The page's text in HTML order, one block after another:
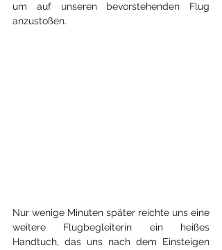
um auf unseren bevorstehenden Flug
anzustoßen.
Nur wenige Minuten später reichte uns eine
weitere Flugbegleiterin ein heißes
Handtuch, das uns nach dem Einsteigen